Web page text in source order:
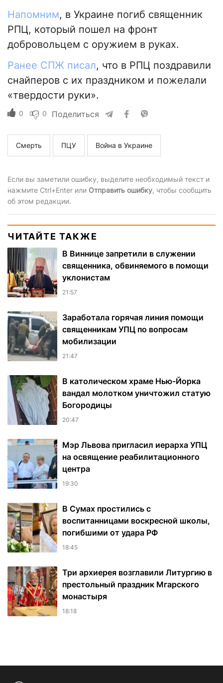
Напомним, в Украине погиб священник
РПЦ, который пошел на фронт
добровольцем с оружием в руках.
Ранее СПЖ писал, что в РПЦ поздравили
снайперов с их праздником и пожелали
«твердости руки».
0 0 Поделиться
Смерть ПЦУ Война в Украине
Если вы заметили ошибку, выделите необходимый текст и
нажмите Ctrl+Enter или Отправить ошибку, чтобы сообщить
об этом редакции.
ЧИТАЙТЕ ТАКЖЕ
В Виннице запретили в служении
священника, обвиняемого в помощи
уклонистам
21:57
Заработала горячая линия помощи
священникам УПЦ по вопросам
мобилизации
21:47
В католическом храме Нью-Йорка
вандал молотком уничтожил статую
Богородицы
20:47
Мэр Львова пригласил иерарха УПЦ
на освящение реабилитационного
центра
19:30
В Сумах простились с
воспитанницами воскресной школы,
погибшими от удара РФ
18:45
Три архиерея возглавили Литургию в
престольный праздник Мгарского
монастыря
18:18